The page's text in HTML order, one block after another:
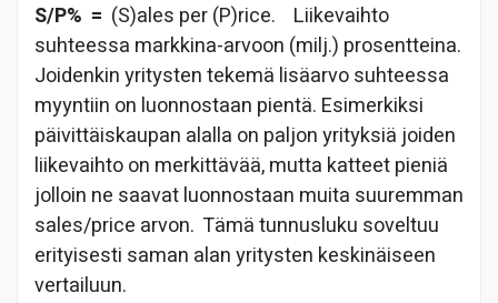
S/P% = (S)ales per (P)rice. Liikevaihto
suhteessa markkina-arvoon (milj.) prosentteina.
Joidenkin yritysten tekemä lisäarvo suhteessa
myyntiin on luonnostaan pientä. Esimerkiksi
päivittäiskaupan alalla on paljon yrityksiä joiden
liikevaihto on merkittävää, mutta katteet pieniä
jolloin ne saavat luonnostaan muita suuremman
sales/price arvon. Tämä tunnusluku soveltuu
erityisesti saman alan yritysten keskinäiseen
vertailuun.